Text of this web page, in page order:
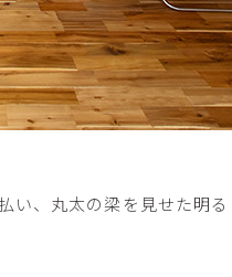
い、丸太の梁を見せた明